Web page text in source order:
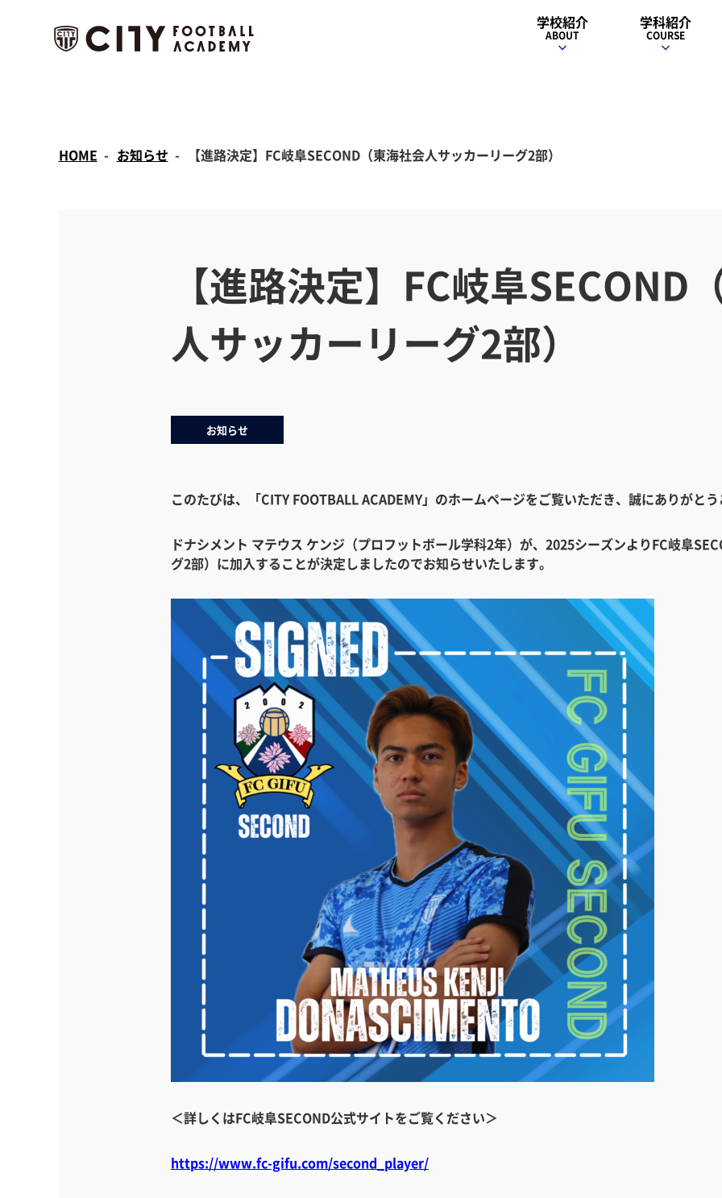
学校紹介
ABOUT
学科紹介
COURSE
HOME お知らせ 【進路決定】FC岐阜SECOND（東海社会人サッカーリーグ2部）
【進路決定】FC岐阜SECOND
人サッカーリーグ2部）
お知らせ
このたびは、「CITY FOOTBALL ACADEMY」のホームページをご覧いただき、誠にありがと
ドナシメント マテウス ケンジ（プロフットボール学科2年）が、2025シーズンよりFC岐阜
グ2部）に加入することが決定しましたのでお知らせいたします。
＜詳しくはFC岐阜SECOND公式サイトをご覧ください＞
https://www.fc-gifu.com/second_player/